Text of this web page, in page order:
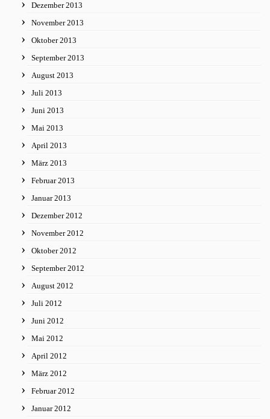
Dezember 2013
November 2013
Oktober 2013
September 2013
August 2013
Juli 2013
Juni 2013
Mai 2013
April 2013
März 2013
Februar 2013
Januar 2013
Dezember 2012
November 2012
Oktober 2012
September 2012
August 2012
Juli 2012
Juni 2012
Mai 2012
April 2012
März 2012
Februar 2012
Januar 2012